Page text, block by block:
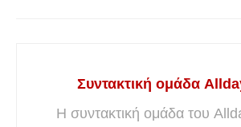
Συντακτική ομάδα
Η συντακτική ομάδα του